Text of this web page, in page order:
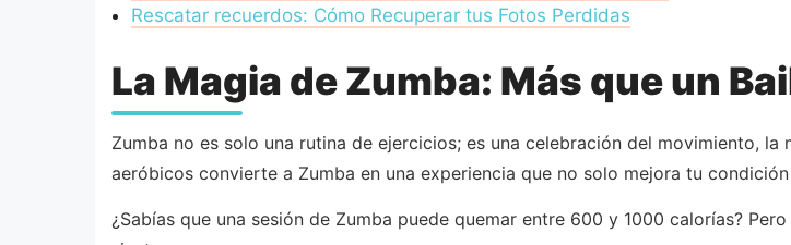
Rescatar recuerdos: Cómo Recuperar tus Fotos Perdidas
La Magia de Zumba: Más que un
Zumba no es solo una rutina de ejercicios; es una celebración del movimiento,
aeróbicos convierte a Zumba en una experiencia que no solo mejora tu
¿Sabías que una sesión de Zumba puede quemar entre 600 y 1000 calorías?